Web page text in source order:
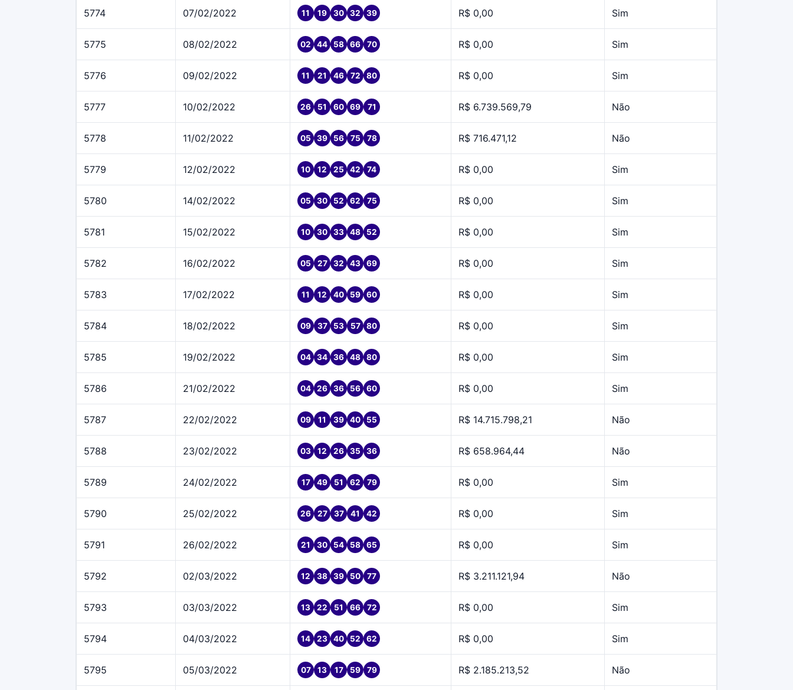
5774 07/02/2022 11 19 30 32 39 R$ 0,00 Sim
5775 08/02/2022 02 44 58 66 70 R$ 0,00 Sim
5776 09/02/2022 11 21 46 72 80 R$ 0,00 Sim
5777 10/02/2022 26 51 60 69 71 R$ 6.739.569,79 Não
5778 11/02/2022 05 39 56 75 78 R$ 716.471,12 Não
5779 12/02/2022 10 12 25 42 74 R$ 0,00 Sim
5780 14/02/2022 05 30 52 62 75 R$ 0,00 Sim
5781 15/02/2022 10 30 33 48 52 R$ 0,00 Sim
5782 16/02/2022 05 27 32 43 69 R$ 0,00 Sim
5783 17/02/2022 11 12 40 59 60 R$ 0,00 Sim
5784 18/02/2022 09 37 53 57 80 R$ 0,00 Sim
5785 19/02/2022 04 34 36 48 80 R$ 0,00 Sim
5786 21/02/2022 04 26 36 56 60 R$ 0,00 Sim
5787 22/02/2022 09 11 39 40 55 R$ 14.715.798,21 Não
5788 23/02/2022 03 12 26 35 36 R$ 658.964,44 Não
5789 24/02/2022 17 49 51 62 79 R$ 0,00 Sim
5790 25/02/2022 26 27 37 41 42 R$ 0,00 Sim
5791 26/02/2022 21 30 54 58 65 R$ 0,00 Sim
5792 02/03/2022 12 38 39 50 77 R$ 3.211.121,94 Não
5793 03/03/2022 13 22 51 66 72 R$ 0,00 Sim
5794 04/03/2022 14 23 40 52 62 R$ 0,00 Sim
5795 05/03/2022 07 13 17 59 79 R$ 2.185.213,52 Não